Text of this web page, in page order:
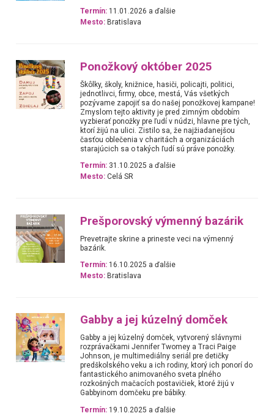
Termín: 11.01.2026 a ďalšie
Mesto: Bratislava
Ponožkový október 2025
Škôlky, školy, knižnice, hasiči, policajti, politici,
jednotlivci, firmy, obce, mestá, Vás všetkých
pozývame zapojiť sa do našej ponožkovej kampane!
Zmyslom tejto aktivity je pred zimným obdobím
vyzbierať ponožky pre ľudí v núdzi, hlavne pre tých,
ktorí žijú na ulici. Zistilo sa, že najžiadanejšou
časťou oblečenia v charitách a organizáciách
starajúcich sa o takých ľudí sú práve ponožky.
Termín: 31.10.2025 a ďalšie
Mesto: Celá SR
Prešporovský výmenný bazárik
Prevetrajte skrine a prineste veci na výmenný
bazárik.
Termín: 16.10.2025 a ďalšie
Mesto: Bratislava
Gabby a jej kúzelný domček
Gabby a jej kúzelný domček, vytvorený slávnymi
rozprávačkami Jennifer Twomey a Traci Paige
Johnson, je multimediálny seriál pre detičky
predškolského veku a ich rodiny, ktorý ich ponorí do
fantastického animovaného sveta plného
rozkošných mačacích postavičiek, ktoré žijú v
Gabbyinom domčeku pre bábiky.
Termín: 19.10.2025 a ďalšie